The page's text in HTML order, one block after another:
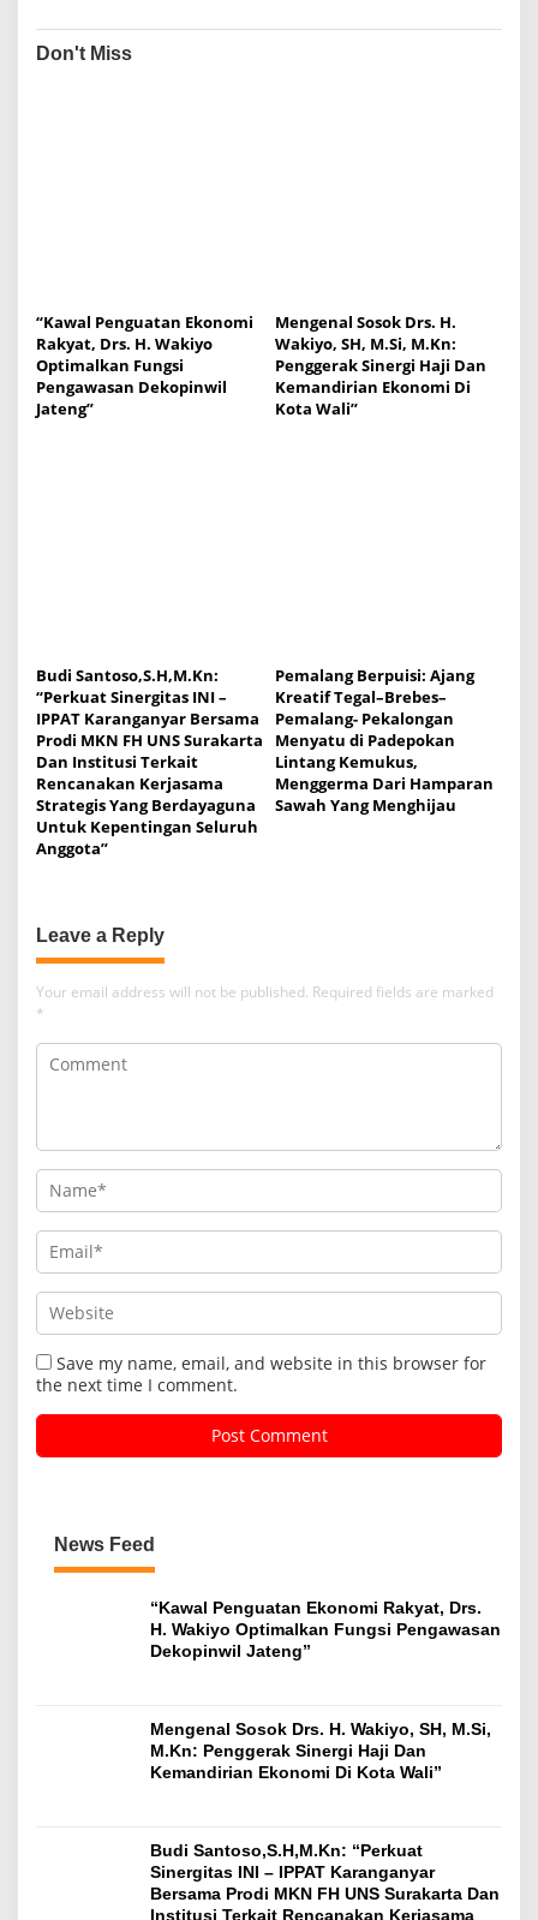
Don't Miss
“Kawal Penguatan Ekonomi
Rakyat, Drs. H. Wakiyo
Optimalkan Fungsi
Pengawasan Dekopinwil
Jateng”
Mengenal Sosok Drs. H.
Wakiyo, SH, M.Si, M.Kn:
Penggerak Sinergi Haji Dan
Kemandirian Ekonomi Di
Kota Wali”
Budi Santoso,S.H,M.Kn:
“Perkuat Sinergitas INI –
IPPAT Karanganyar Bersama
Prodi MKN FH UNS Surakarta
Dan Institusi Terkait
Rencanakan Kerjasama
Strategis Yang Berdayaguna
Untuk Kepentingan Seluruh
Anggota”
Pemalang Berpuisi: Ajang
Kreatif Tegal–Brebes–
Pemalang- Pekalongan
Menyatu di Padepokan
Lintang Kemukus,
Menggerma Dari Hamparan
Sawah Yang Menghijau
Leave a Reply
Your email address will not be published. Required fields are marked
*
Save my name, email, and website in this browser for
the next time I comment.
News Feed
“Kawal Penguatan Ekonomi Rakyat, Drs.
H. Wakiyo Optimalkan Fungsi Pengawasan
Dekopinwil Jateng”
Mengenal Sosok Drs. H. Wakiyo, SH, M.Si,
M.Kn: Penggerak Sinergi Haji Dan
Kemandirian Ekonomi Di Kota Wali”
Budi Santoso,S.H,M.Kn: “Perkuat
Sinergitas INI – IPPAT Karanganyar
Bersama Prodi MKN FH UNS Surakarta Dan
Institusi Terkait Rencanakan Kerjasama